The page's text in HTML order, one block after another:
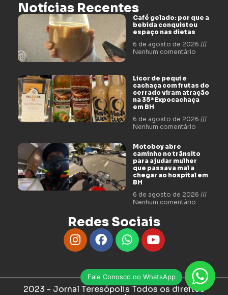
Fale Conosco no WhatsApp
Notícias Recentes
Café gelado: por que a
bebida conquistou
espaço nas dietas
6 de agosto de 2026
Nenhum comentário
Licor de pequi e
cachaça com frutas do
cerrado viram atração
na 35ª Expocachaça
em BH
6 de agosto de 2026
Nenhum comentário
Motoboy abre
caminho no trânsito
para ajudar mulher
que passava mal a
chegar ao hospital em
BH
6 de agosto de 2026
Nenhum comentário
Redes Sociais
2023 - Jornal Teresópolis Todos os direitos